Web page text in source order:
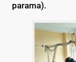
parama).